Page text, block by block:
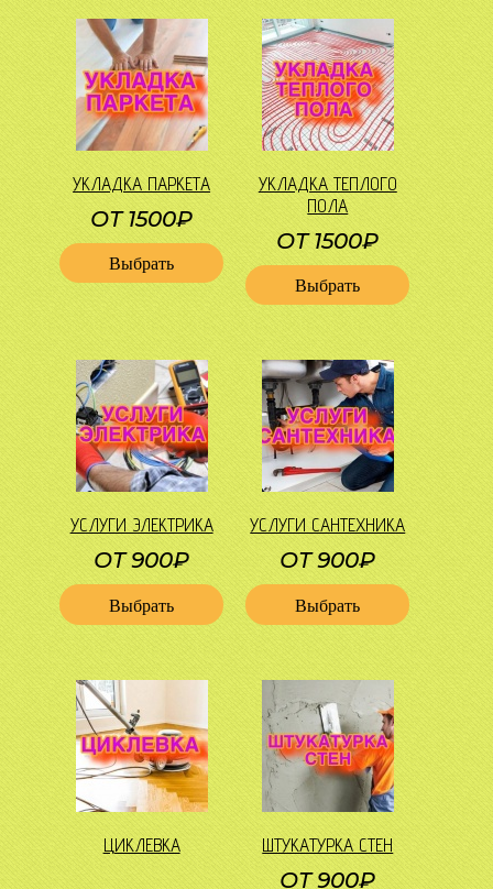
УКЛАДКА ПАРКЕТА
ОТ 1500₽
Выбрать
УКЛАДКА ТЕПЛОГО
ПОЛА
ОТ 1500₽
Выбрать
УСЛУГИ ЭЛЕКТРИКА
ОТ 900₽
Выбрать
УСЛУГИ САНТЕХНИКА
ОТ 900₽
Выбрать
ЦИКЛЕВКА ШТУКАТУРКА СТЕН
ОТ 900₽